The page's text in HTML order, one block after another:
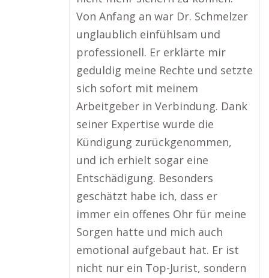
Von Anfang an war Dr. Schmelzer
unglaublich einfühlsam und
professionell. Er erklärte mir
geduldig meine Rechte und setzte
sich sofort mit meinem
Arbeitgeber in Verbindung. Dank
seiner Expertise wurde die
Kündigung zurückgenommen,
und ich erhielt sogar eine
Entschädigung. Besonders
geschätzt habe ich, dass er
immer ein offenes Ohr für meine
Sorgen hatte und mich auch
emotional aufgebaut hat. Er ist
nicht nur ein Top-Jurist, sondern